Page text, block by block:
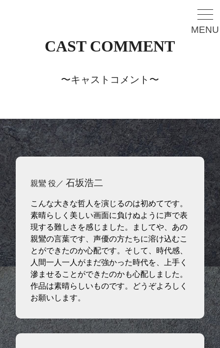
MENU
CAST COMMENT
〜キャストコメント〜
親鸞 役／石坂浩二
こんな大きな哲人を演じるのは初めてです。
素晴らしく美しい画面に負けぬように声で表
現する難しさを感じました。ましてや、あの
親鸞の言葉です、声優の方たちに溶け込むこ
とができたのか心配です。そして、時代感、
人間一人一人がまだ強かった時代を、上手く
滲ませることができたのかも心配しました。
作品は素晴らしいものです。どうぞよろしく
お願いします。